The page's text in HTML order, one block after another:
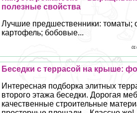
полезные свойства
Лучшие предшественники: томаты;
картофель; бобовые...
01
Беседки с террасой на крыше:
Интересная подборка элитных
второго этажа беседки. Дорогая
качественные строительные